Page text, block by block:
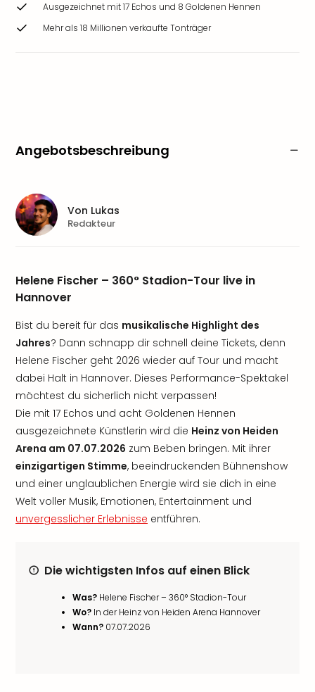
Ausgezeichnet mit 17 Echos und 8 Goldenen Hennen
Mehr als 18 Millionen verkaufte Tonträger
Angebotsbeschreibung
Helene Fischer – 360° Stadion-Tour live in
Hannover
Bist du bereit für das musikalische Highlight des
Jahres? Dann schnapp dir schnell deine Tickets, denn
Helene Fischer geht 2026 wieder auf Tour und macht
dabei Halt in Hannover. Dieses Performance-Spektakel
möchtest du sicherlich nicht verpassen!
Die mit 17 Echos und acht Goldenen Hennen
ausgezeichnete Künstlerin wird die Heinz von Heiden
Arena am 07.07.2026 zum Beben bringen. Mit ihrer
einzigartigen Stimme, beeindruckenden Bühnenshow
und einer unglaublichen Energie wird sie dich in eine
Welt voller Musik, Emotionen, Entertainment und
unvergesslicher Erlebnisse entführen.
Die wichtigsten Infos auf einen Blick
Was? Helene Fischer – 360° Stadion-Tour
Wo? In der Heinz von Heiden Arena Hannover
Wann? 07.07.2026
Von Lukas
Redakteur